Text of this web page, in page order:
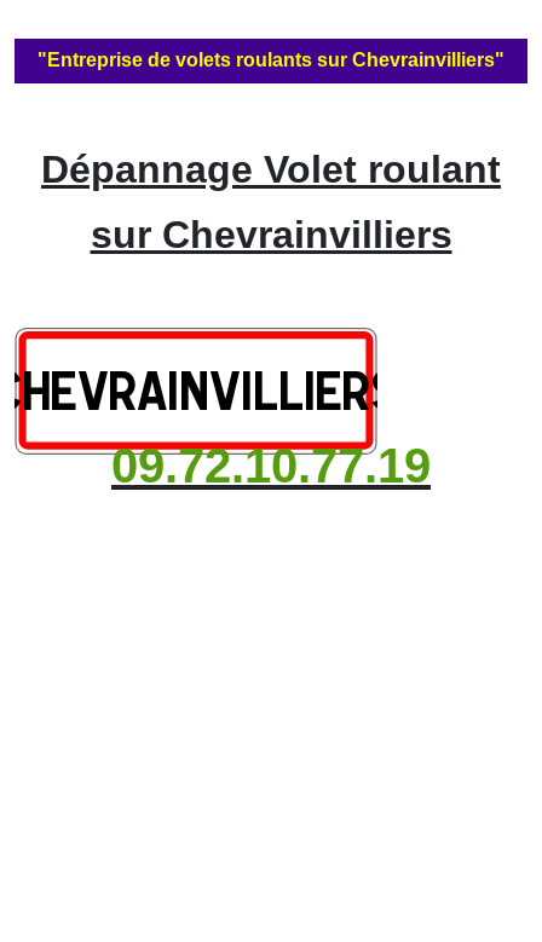
"Entreprise de volets roulants sur Chevrainvilliers"
Dépannage Volet roulant
sur Chevrainvilliers
09.72.10.77.19